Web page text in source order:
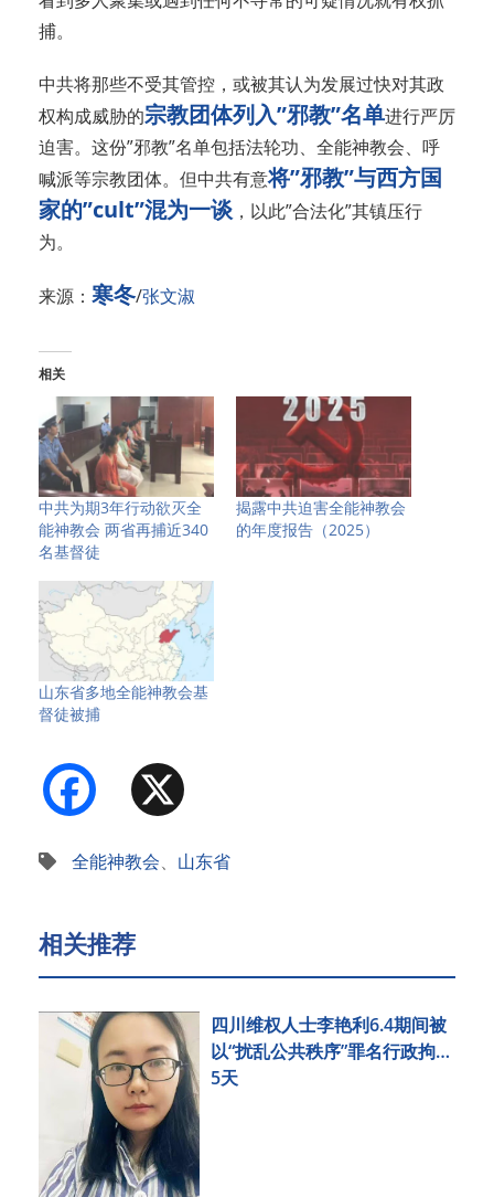
捕。
中共将那些不受其管控，或被其认为发展过快对其政
权构成威胁的宗教团体列入”邪教”名单进行严厉
迫害。这份”邪教”名单包括法轮功、全能神教会、呼
喊派等宗教团体。但中共有意将”邪教”与西方国
家的”cult”混为一谈 ，以此”合法化”其镇压行
为。
来源： 寒冬/张文淑
相关
中共为期3年行动欲灭全
能神教会 两省再捕近340
名基督徒
揭露中共迫害全能神教会
的年度报告（2025）
山东省多地全能神教会基
督徒被捕
Facebook
全能神教会、 山东省
相关推荐
四川维权人士李艳利6.4期间被
以“扰乱公共秩序”罪名行政拘留
5天